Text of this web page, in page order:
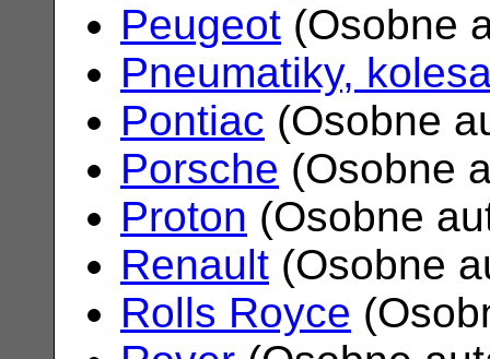
Peugeot (Osobne
Pneumatiky,
Pontiac (Osobne
Porsche (Osobne
Proton (Osobne
Renault (Osobne
Rolls Royce